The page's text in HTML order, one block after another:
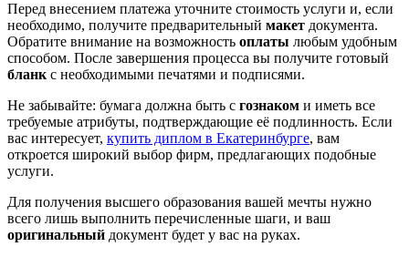
Перед внесением платежа уточните стоимость услуги и, если
необходимо, получите предварительный макет документа.
Обратите внимание на возможность оплаты любым удобным
способом. После завершения процесса вы получите готовый
бланк с необходимыми печатями и подписями.
Не забывайте: бумага должна быть с гознаком и иметь все
требуемые атрибуты, подтверждающие её подлинность. Если
вас интересует, купить диплом в Екатеринбурге, вам
откроется широкий выбор фирм, предлагающих подобные
услуги.
Для получения высшего образования вашей мечты нужно
всего лишь выполнить перечисленные шаги, и ваш
оригинальный документ будет у вас на руках.